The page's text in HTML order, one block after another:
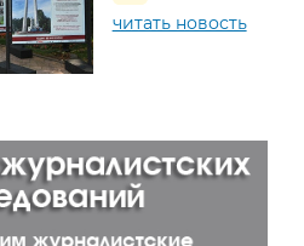
читать новость